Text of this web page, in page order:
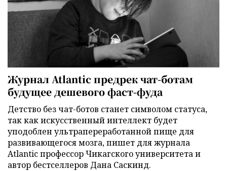
Журнал Atlantic предрек чат-ботам
будущее дешевого фаст-фуда
Детство без чат-ботов станет символом статуса,
так как искусственный интеллект будет
уподоблен ультрапереработанной пище для
развивающегося мозга, пишет для журнала
Atlantic профессор Чикагского университета и
автор бестселлеров Дана Саскинд.